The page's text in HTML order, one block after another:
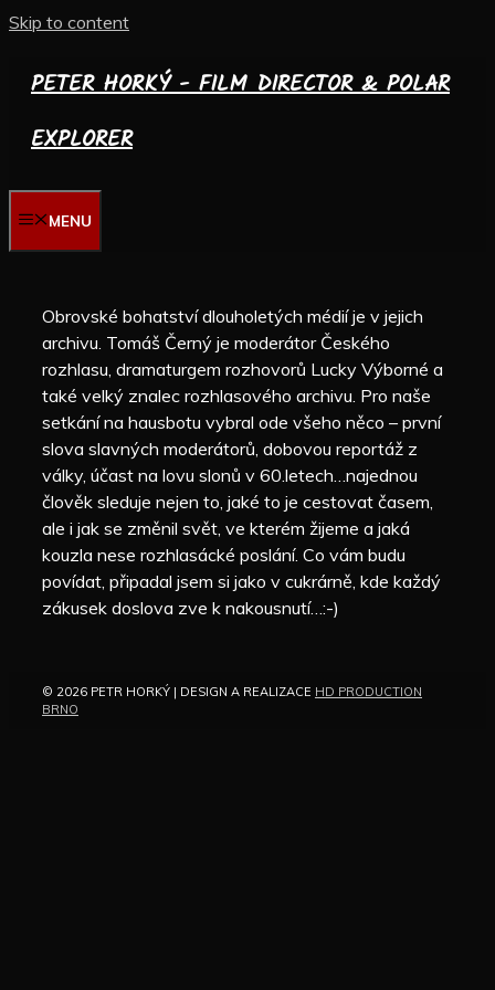
Skip to content
PETER HORKÝ - FILM DIRECTOR & POLAR
EXPLORER
MENU
Obrovské bohatství dlouholetých médií je v jejich
archivu. Tomáš Černý je moderátor Českého
rozhlasu, dramaturgem rozhovorů Lucky Výborné a
také velký znalec rozhlasového archivu. Pro naše
setkání na hausbotu vybral ode všeho něco – první
slova slavných moderátorů, dobovou reportáž z
války, účast na lovu slonů v 60.letech…najednou
člověk sleduje nejen to, jaké to je cestovat časem,
ale i jak se změnil svět, ve kterém žijeme a jaká
kouzla nese rozhlasácké poslání. Co vám budu
povídat, připadal jsem si jako v cukrárně, kde každý
zákusek doslova zve k nakousnutí…:-)
© 2026 PETR HORKÝ | DESIGN A REALIZACE HD PRODUCTION
BRNO